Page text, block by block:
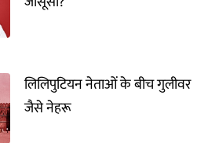
लिलिपुटियन नेताओं के बीच गुलीवर
जैसे नेहरू